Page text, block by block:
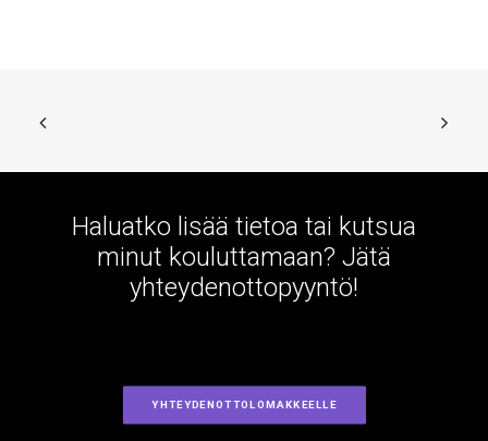
Haluatko lisää tietoa tai kutsua
minut kouluttamaan? Jätä
yhteydenottopyyntö!
YHTEYDENOTTOLOMAKKEELLE